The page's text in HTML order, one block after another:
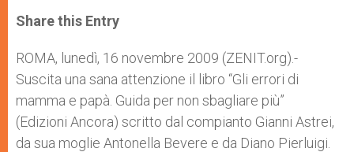
t
s
p
p
s
e
g
e
r
e
b
o r
Share this Entry
ROMA, lunedì, 16 novembre 2009 (ZENIT.org).-
Suscita una sana attenzione il libro “Gli errori di
mamma e papà. Guida per non sbagliare più”
(Edizioni Ancora) scritto dal compianto Gianni Astrei,
da sua moglie Antonella Bevere e da Diano Pierluigi.